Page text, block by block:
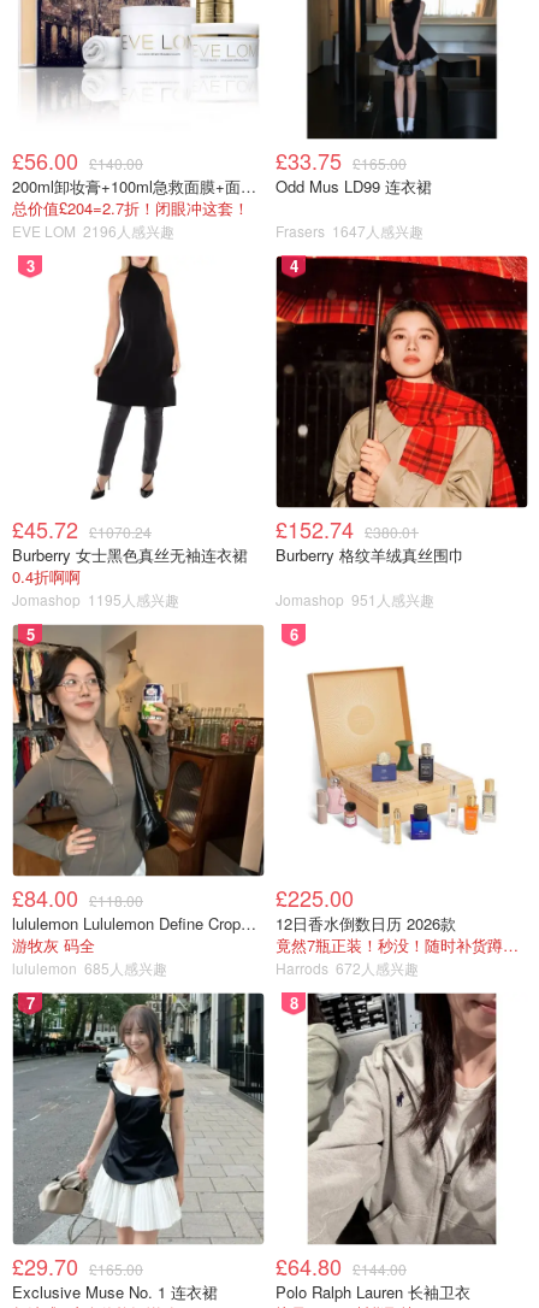
£56.00 £140.00
200ml卸妆膏+100ml急救面膜+面霜+洁颜布
总价值£204=2.7折！闭眼冲这套！
EVE LOM 2196人感兴趣
£33.75 £165.00
Odd Mus LD99 连衣裙
Frasers 1647人感兴趣
3
£45.72 £1070.24
Burberry 女士黑色真丝无袖连衣裙
0.4折啊啊
Jomashop 1195人感兴趣
4
£152.74 £380.01
Burberry 格纹羊绒真丝围巾
Jomashop 951人感兴趣
5
£84.00 £118.00
lululemon Lululemon Define Cropped Nulu 短夹克
游牧灰 码全
lululemon 685人感兴趣
6
£225.00
12日香水倒数日历 2026款
竟然7瓶正装！秒没！随时补货蹲！！！
Harrods 672人感兴趣
7
£29.70 £165.00
Exclusive Muse No. 1 连衣裙
8
£64.80 £144.00
Polo Ralph Lauren 长袖卫衣